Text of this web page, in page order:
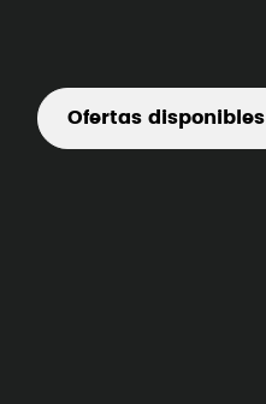
Ofertas disponibles